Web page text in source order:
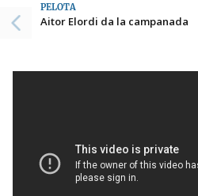
PELOTA
Aitor Elordi da la campanada